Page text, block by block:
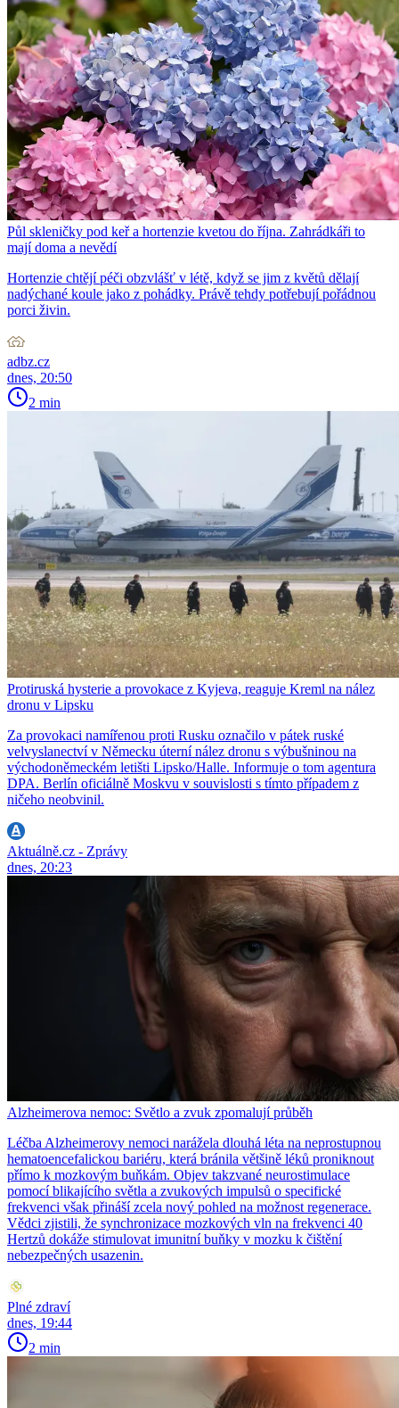
Půl skleničky pod keř a hortenzie kvetou do října. Zahrádkáři to
mají doma a nevědí
Hortenzie chtějí péči obzvlášť v létě, když se jim z květů dělají
nadýchané koule jako z pohádky. Právě tehdy potřebují pořádnou
porci živin.
adbz.cz
dnes, 20:50
2 min
Protiruská hysterie a provokace z Kyjeva, reaguje Kreml na nález
dronu v Lipsku
Za provokaci namířenou proti Rusku označilo v pátek ruské
velvyslanectví v Německu úterní nález dronu s výbušninou na
východoněmeckém letišti Lipsko/Halle. Informuje o tom agentura
DPA. Berlín oficiálně Moskvu v souvislosti s tímto případem z
ničeho neobvinil.
Aktuálně.cz - Zprávy
dnes, 20:23
Alzheimerova nemoc: Světlo a zvuk zpomalují průběh
Léčba Alzheimerovy nemoci narážela dlouhá léta na neprostupnou
hematoencefalickou bariéru, která bránila většině léků proniknout
přímo k mozkovým buňkám. Objev takzvané neurostimulace
pomocí blikajícího světla a zvukových impulsů o specifické
frekvenci však přináší zcela nový pohled na možnost regenerace.
Vědci zjistili, že synchronizace mozkových vln na frekvenci 40
Hertzů dokáže stimulovat imunitní buňky v mozku k čištění
nebezpečných usazenin.
Plné zdraví
dnes, 19:44
2 min